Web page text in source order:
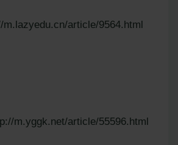
article/9564.html
m.yggk.net/article/55596.html